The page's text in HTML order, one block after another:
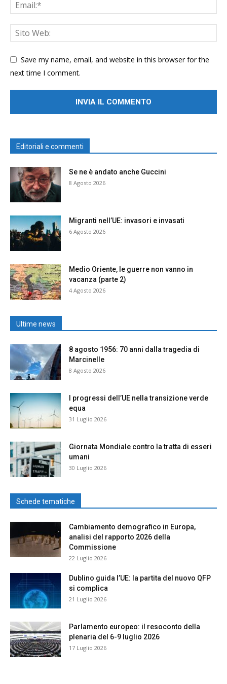
Save my name, email, and website in this browser for the
next time I comment.
Editoriali e commenti
Se ne è andato anche Guccini
8 Agosto 2026
Migranti nell’UE: invasori e invasati
6 Agosto 2026
Medio Oriente, le guerre non vanno in
vacanza (parte 2)
4 Agosto 2026
Ultime news
8 agosto 1956: 70 anni dalla tragedia di
Marcinelle
8 Agosto 2026
I progressi dell’UE nella transizione verde
equa
31 Luglio 2026
Giornata Mondiale contro la tratta di esseri
umani
30 Luglio 2026
Schede tematiche
Cambiamento demografico in Europa,
analisi del rapporto 2026 della
Commissione
22 Luglio 2026
Dublino guida l’UE: la partita del nuovo QFP
si complica
21 Luglio 2026
Parlamento europeo: il resoconto della
plenaria del 6-9 luglio 2026
17 Luglio 2026